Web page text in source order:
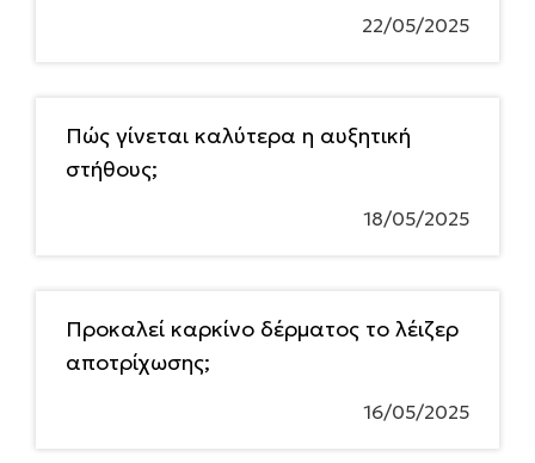
22/05/2025
Πώς γίνεται καλύτερα η αυξητική
στήθους;
18/05/2025
Προκαλεί καρκίνο δέρματος το λέιζερ
αποτρίχωσης;
16/05/2025